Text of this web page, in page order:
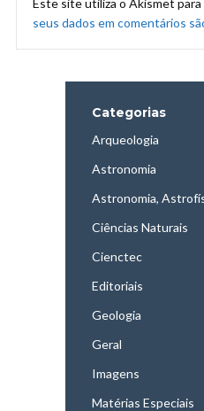
seus dados em comentários
Categorias
Arqueologia
Astronomia
Astronomia,
Ciências Naturais
Cienctec
Editoriais
Geologia
Geral
Imagens
Matérias Especiais